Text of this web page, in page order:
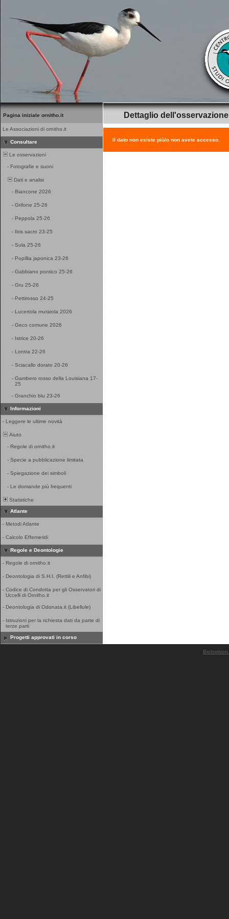
Pagina iniziale ornitho.it
Le Associazioni di ornitho.it
Consultare
Le osservazioni
- Fotografie e suoni
Dati e analisi
- Biancone 2026
- Grifone 25-26
- Peppola 25-26
- Ibis sacro 23-25
- Sula 25-26
- Popillia japonica 23-26
- Gabbiano pontico 25-26
- Gru 25-26
- Pettirosso 24-25
- Lucertola muraiola 2026
- Geco comune 2026
- Istrice 20-26
- Lontra 22-26
- Sciacallo dorato 20-26
- Gambero rosso della Louisiana 17-
25
- Granchio blu 23-26
Informazioni
- Leggere le ultime novità
Aiuto
- Regole di ornitho.it
- Specie a pubblicazione limitata
- Spiegazione dei simboli
- Le domande più frequenti
Statistiche
Atlante
- Metodi Atlante
- Calcolo Effemeridi
Regole e Deontologie
- Regole di ornitho.it
- Deontologia di S.H.I. (Rettili e Anfibi)
- Codice di Condotta per gli Osservatori di
Uccelli di Ornitho.it
- Deontologia di Odonata.it (Libellule)
- Istruzioni per la richiesta dati da parte di
terze parti
Progetti approvati in corso
Dettaglio dell'osservazione
Il dato non esiste più/o non avete accesso.
Biolovision